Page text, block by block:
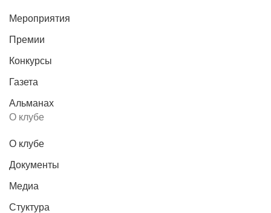
Мероприятия
Премии
Конкурсы
Газета
Альманах
О клубе
О клубе
Документы
Медиа
Стуктура